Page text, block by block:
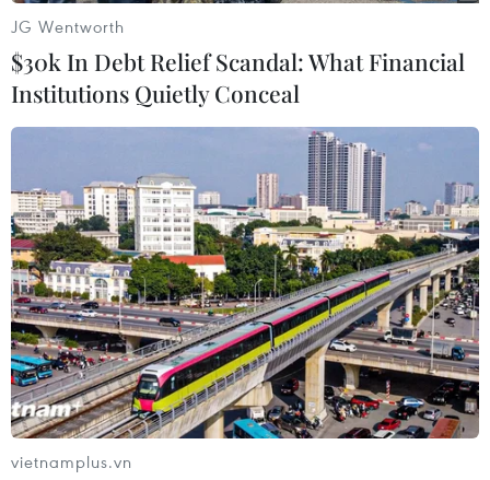
Những món quà trao gửi yêu thương nhân
dịp Ngày của Mẹ
06/05/2022 03:25
Tùy điều kiện mà mỗi người có thể lựa chọn những món
quà khác nhau, điều quan trọng là thể hiện được tình
cảm cũng như sự biết ơn của những người con dành
cho mẹ - đó mới là món quà đáng quý nhất.
JG Wentworth
$30k In Debt Relief Scandal: What Financial
Institutions Quietly Conceal
vietnamplus.vn